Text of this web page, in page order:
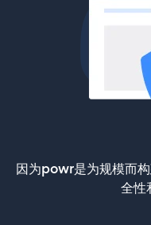
因为powr是为规模而
全性